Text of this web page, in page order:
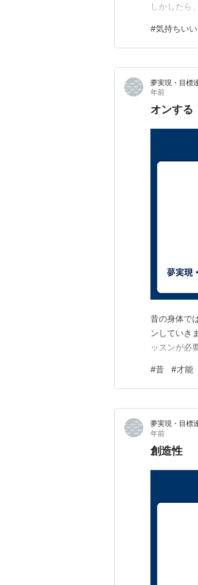
しかしたら
読んで頂け
#気持ちいい
夢実現・目標
年前
オンする
昔の身体で
ンしていき
ッスンが必
#昔 #才能
夢実現・目標
年前
創造性